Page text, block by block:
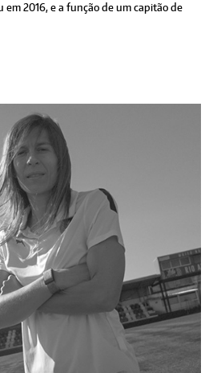
em 2016, e a função de um capitão de